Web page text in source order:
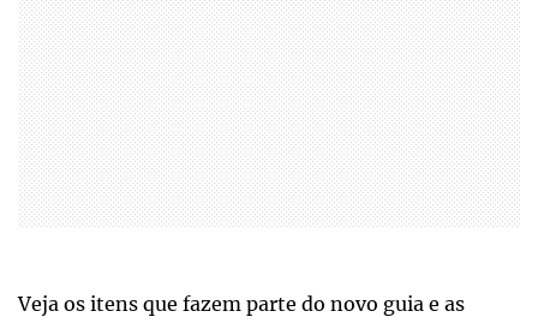
Veja os itens que fazem parte do novo guia e as